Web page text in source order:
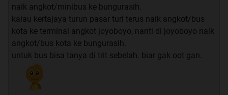
Kumpulan index jadwal & trip report agandokumen:
Spoilerfor Kumpulan index jadwal & trip report agan
"dokumen":
naik angkot/minibus ke bungurasih.
kalau kertajaya turun pasar turi terus naik angkot/bus
kota ke terminal angkot joyoboyo, nanti di joyoboyo naik
angkot/bus kota ke bungurasih.
untuk bus bisa tanya di trit sebelah. biar gak oot gan.